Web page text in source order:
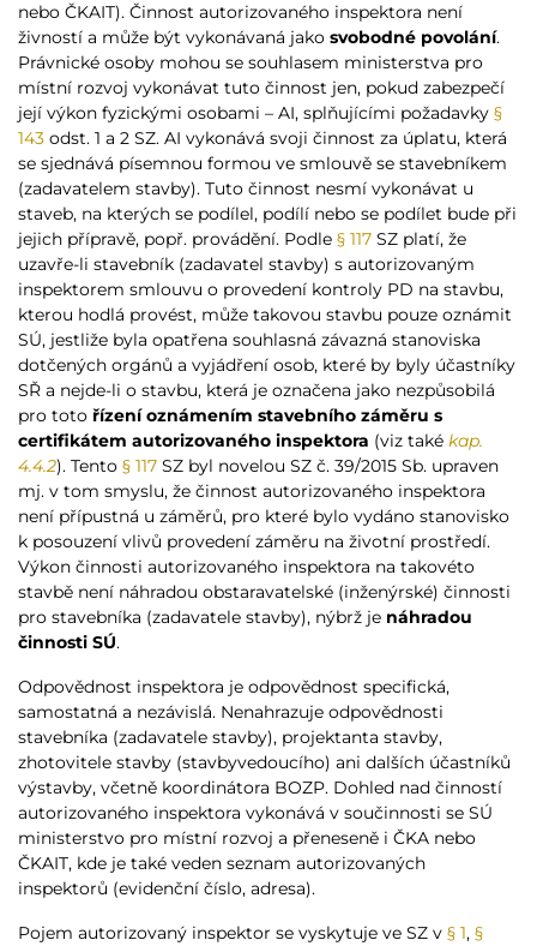
nebo ČKAIT). Činnost autorizovaného inspektora není
živností a může být vykonávaná jako svobodné povolání.
Právnické osoby mohou se souhlasem ministerstva pro
místní rozvoj vykonávat tuto činnost jen, pokud zabezpečí
její výkon fyzickými osobami – AI, splňujícími požadavky §
143 odst. 1 a 2 SZ. AI vykonává svoji činnost za úplatu, která
se sjednává písemnou formou ve smlouvě se stavebníkem
(zadavatelem stavby). Tuto činnost nesmí vykonávat u
staveb, na kterých se podílel, podílí nebo se podílet bude při
jejich přípravě, popř. provádění. Podle § 117 SZ platí, že
uzavře-li stavebník (zadavatel stavby) s autorizovaným
inspektorem smlouvu o provedení kontroly PD na stavbu,
kterou hodlá provést, může takovou stavbu pouze oznámit
SÚ, jestliže byla opatřena souhlasná závazná stanoviska
dotčených orgánů a vyjádření osob, které by byly účastníky
SŘ a nejde-li o stavbu, která je označena jako nezpůsobilá
pro toto řízení oznámením stavebního záměru s
certifikátem autorizovaného inspektora (viz také kap.
4.4.2). Tento § 117 SZ byl novelou SZ č. 39/2015 Sb. upraven
mj. v tom smyslu, že činnost autorizovaného inspektora
není přípustná u záměrů, pro které bylo vydáno stanovisko
k posouzení vlivů provedení záměru na životní prostředí.
Výkon činnosti autorizovaného inspektora na takovéto
stavbě není náhradou obstaravatelské (inženýrské) činnosti
pro stavebníka (zadavatele stavby), nýbrž je náhradou
činnosti SÚ.
Odpovědnost inspektora je odpovědnost specifická,
samostatná a nezávislá. Nenahrazuje odpovědnosti
stavebníka (zadavatele stavby), projektanta stavby,
zhotovitele stavby (stavbyvedoucího) ani dalších účastníků
výstavby, včetně koordinátora BOZP. Dohled nad činností
autorizovaného inspektora vykonává v součinnosti se SÚ
ministerstvo pro místní rozvoj a přeneseně i ČKA nebo
ČKAIT, kde je také veden seznam autorizovaných
inspektorů (evidenční číslo, adresa).
Pojem autorizovaný inspektor se vyskytuje ve SZ v § 1, §